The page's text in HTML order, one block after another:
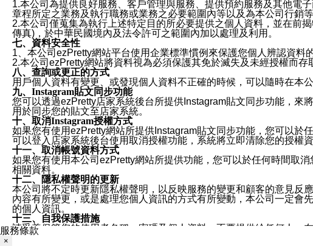
1.本公司為提供良好服務、客戶管理與服務、提供預約服務及其他電
章程所定之業務及執行職務或業務之必要範圍內等以及為本公司行銷
2.本公司僅蒐集為執行上述特定目的所必要提供之個人資料，並在前
傳真)，於中華民國境內及法令許可之範圍內加以處理及利用。
七、資料安全性
1、本公司ezPretty網站平台使用企業標準慣例來保護您個人辨認資
2.本公司ezPretty網站將資料視為必須保護其免於滅失及未經授權而
八、查詢或更正的方式
用戶個人資料有變更、或發現個人資料不正確的時候，可以隨時在本
九、Instagram貼文同步功能
您可以透過ezPretty店家系統後台所提供Instagram貼文同步功能，來
用於同步您的貼文至店家系統。
十、取消Instagram授權方式
如果您有使用ezPretty網站所提供Instagram貼文同步功能，您可以於
可以登入店家系統後台使用取消授權功能，系統將立即清除您的授權
十一、取消帳號資料方式
如果您有使用本公司ezPretty網站所提供功能，您可以於任何時間取
相關資料。
十二、隱私權聲明的更新
本公司將不定時更新隱私權聲明，以反映服務的變更和顧客的意見反
內容有所變更，或是處理您個人資訊的方式有所變動，本公司一定會
的個人資訊。
十三、自我保護措施
請妥善保管您的使用者名稱、密碼及個人資料，不要提供給任何人。
窗，以防止他人讀取您的個人資料、信件或進入所機關管理區。
服務條款
×